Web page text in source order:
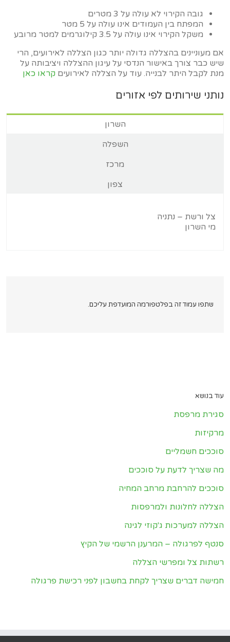
גובה הקירוי לא עולה על 3 מטרים
המפתח בין העמודים אינו עולה על 5 מטר
משקל הקירוי אינו עולה על 3.5 קילוגרמים למטר מרובע
אם מעוניינים בהצללה גדולה יותר כגון הצללה לאירועים, הרי
שיש כבר צורך באישור הנדסי על עיגון ההצללה ויציבותה על
מנת לקבל היתר לבנייה. עוד על הצללה לאירועים קראו כאן
נותני שירותים לפי אזורים
השרון
השפלה
מרכז
צפון
צל ורשת – נתניה
מי השרון
שתפו עמוד זה בפלטפורמה המועדפת עליכם.
עוד בנושא
סגירת מרפסת
מרקיזות
סוככים חשמליים
מה שצריך לדעת על סוככים
סוככים להרחבת מרחב המחיה
הצללה לחלונות ולמרפסות
הצללה למערכות ג'קוזי לגינה
סנטף לפרגולה – המרענן הרשמי של הקיץ
רשתות צל ומפרשי הצללה
חמישה דברים שצריך לקחת בחשבון לפני רכישת פרגולה